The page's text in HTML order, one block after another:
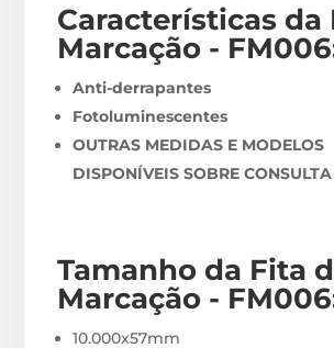
Características da
Marcação - FM006
Anti-derrapantes
Fotoluminescentes
OUTRAS MEDIDAS E MODELOS
DISPONÍVEIS SOBRE CONSULTA
Tamanho da Fita
Marcação - FM006
10.000x57mm